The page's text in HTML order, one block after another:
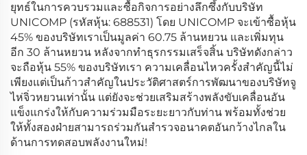
ยุทธ์ในการควบรวมและซื้อกิจการอย่างลึกซึ้งกับบริษัท
UNICOMP (รหัสหุ้น: 688531) โดย UNICOMP จะเข้าซื้อหุ้น
45% ของบริษัทเราเป็นมูลค่า 60.75 ล้านหยวน และเพิ่มทุน
อีก 30 ล้านหยวน หลังจากทำธุรกรรมเสร็จสิ้น บริษัทดังกล่าว
จะถือหุ้น 55% ของบริษัทเรา ความเคลื่อนไหวครั้งสำคัญนี้ไม่
เพียงแต่เป็นก้าวสำคัญในประวัติศาสตร์การพัฒนาของบริษัทจู
ไห่จิ่วหยวนเท่านั้น แต่ยังจะช่วยเสริมสร้างพลังขับเคลื่อนอัน
แข็งแกร่งให้กับความร่วมมือระยะยาวกับท่าน พร้อมทั้งช่วย
ให้ทั้งสองฝ่ายสามารถร่วมกันสำรวจอนาคตอันกว้างไกลใน
ด้านการทดสอบพลังงานใหม่!